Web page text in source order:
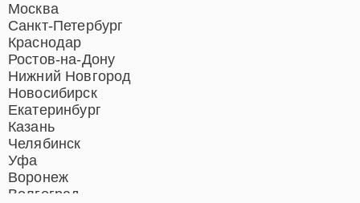
Москва
Санкт-Петербург
Краснодар
Ростов-на-Дону
Нижний Новгород
Новосибирск
Екатеринбург
Казань
Челябинск
Уфа
Воронеж
Волгоград